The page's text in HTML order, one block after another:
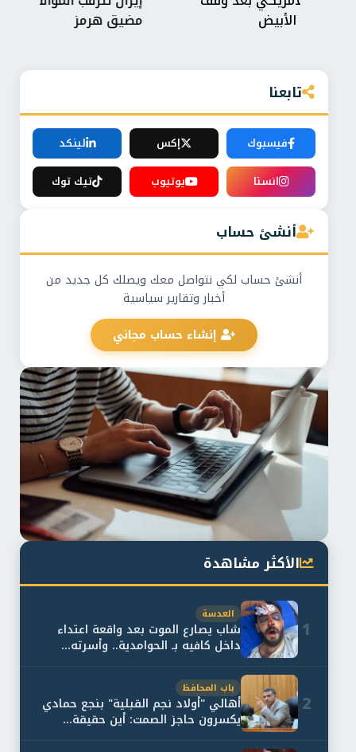
مضيق هرمز
تابعنا
فيسبوك إكس
لينكد
انستا
يوتيوب تيك توك
أنشئ حساب
أنشئ حساب لكي نتواصل معك ويصلك كل جديد من
أخبار وتقارير سياسية
إنشاء حساب مجاني
الأكثر مشاهدة
1
العدسة
شاب يصارع الموت بعد واقعة اعتداء
داخل كافيه بـ الحوامدية.. وأسرته...
2
باب المحافظ
أهالي "أولاد نجم القبلية" بنجع حمادي
يكسرون حاجز الصمت: أين حقيقة...